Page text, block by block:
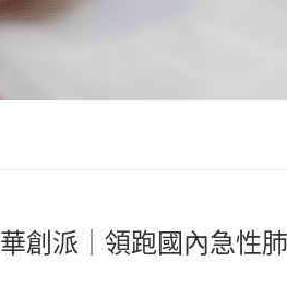
華創派｜領跑國內急性